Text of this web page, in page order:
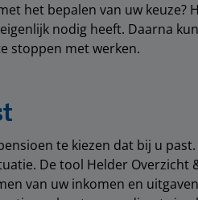
het bepalen van uw keuze?
nodig heeft. Daarna
stoppen met werken.
te kiezen dat bij u past.
De tool Helder Overzicht
van uw inkomen en